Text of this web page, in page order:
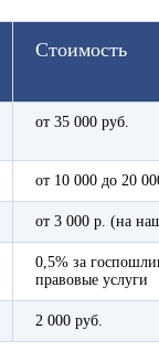
Стоимость
от 35 000 руб.
от 10 000 до 20
от 3 000 р. (на
0,5% за
правовые услуги
2 000 руб.